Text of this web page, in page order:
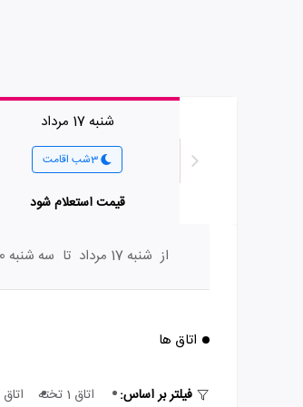
شنبه 17 مرداد
3شب اقامت
قیمت استعلام شود
از شنبه 17 مرداد تا سه شنبه 20 مرداد
اتاق ها
فیلتر بر اساس: اتاق 1 تخته اتاق 2 تخته